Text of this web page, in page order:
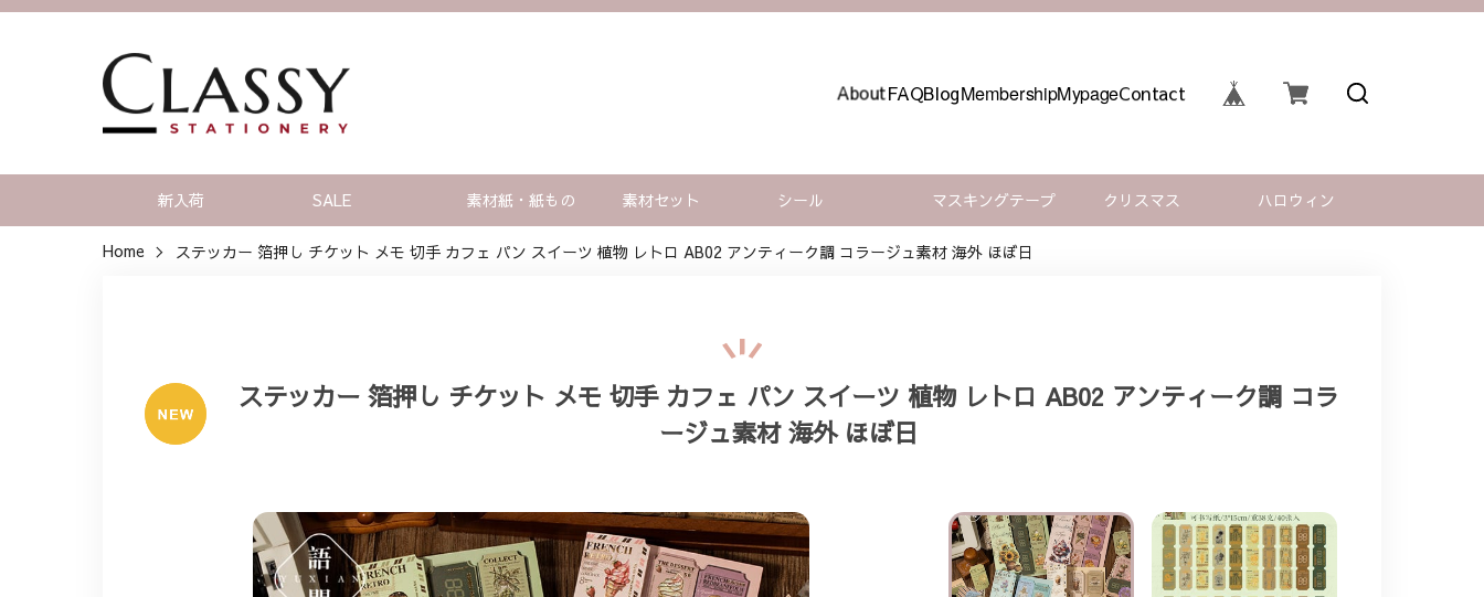
AboutFAQBlogMembershipMypageContact
新入荷 SALE 素材紙・紙もの 素材セット シール マスキングテープ クリスマス ハロウィン
Home ステッカー 箔押し チケット メモ 切手 カフェ パン スイーツ 植物 レトロ AB02 アンティーク調 コラージュ素材 海外 ほぼ日
ステッカー 箔押し チケット メモ 切手 カフェ パン スイーツ 植物 レトロ AB02 アンティーク調 コラ
ージュ素材 海外 ほぼ日